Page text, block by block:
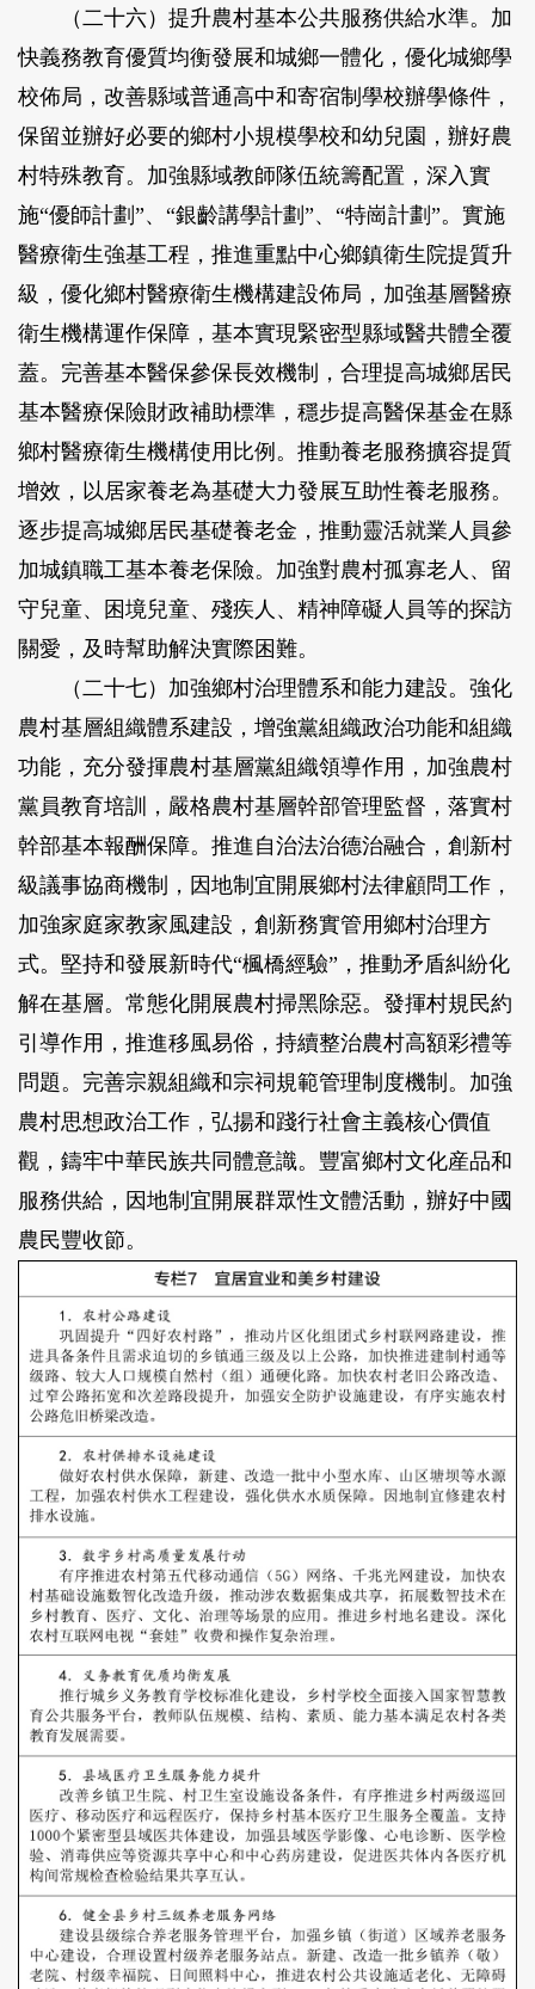
（二十六）提升農村基本公共服務供給水準。 加
快義務教育優質均衡發展和城鄉一體化，優化城鄉學
校佈局，改善縣域普通高中和寄宿制學校辦學條件，
保留並辦好必要的鄉村小規模學校和幼兒園，辦好農
村特殊教育。加強縣域教師隊伍統籌配置，深入實
施“優師計劃”、“銀齡講學計劃”、“特崗計劃”。實施
醫療衛生強基工程，推進重點中心鄉鎮衛生院提質升
級，優化鄉村醫療衛生機構建設佈局，加強基層醫療
衛生機構運作保障，基本實現緊密型縣域醫共體全覆
蓋。完善基本醫保參保長效機制，合理提高城鄉居民
基本醫療保險財政補助標準，穩步提高醫保基金在縣
鄉村醫療衛生機構使用比例。推動養老服務擴容提質
增效，以居家養老為基礎大力發展互助性養老服務。
逐步提高城鄉居民基礎養老金，推動靈活就業人員參
加城鎮職工基本養老保險。加強對農村孤寡老人、留
守兒童、困境兒童、殘疾人、精神障礙人員等的探訪
關愛，及時幫助解決實際困難。
（二十七）加強鄉村治理體系和能力建設。 強化
農村基層組織體系建設，增強黨組織政治功能和組織
功能，充分發揮農村基層黨組織領導作用，加強農村
黨員教育培訓，嚴格農村基層幹部管理監督，落實村
幹部基本報酬保障。推進自治法治德治融合，創新村
級議事協商機制，因地制宜開展鄉村法律顧問工作，
加強家庭家教家風建設，創新務實管用鄉村治理方
式。堅持和發展新時代“楓橋經驗”，推動矛盾糾紛化
解在基層。常態化開展農村掃黑除惡。發揮村規民約
引導作用，推進移風易俗，持續整治農村高額彩禮等
問題。完善宗親組織和宗祠規範管理制度機制。加強
農村思想政治工作，弘揚和踐行社會主義核心價值
觀，鑄牢中華民族共同體意識。豐富鄉村文化産品和
服務供給，因地制宜開展群眾性文體活動，辦好中國
農民豐收節。